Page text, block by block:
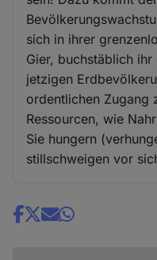
sich in ihrer
Gier, buchstäblich
jetzigen
ordentlichen Zugang
Ressourcen, wie
Sie hungern
stillschweigen vor
Share